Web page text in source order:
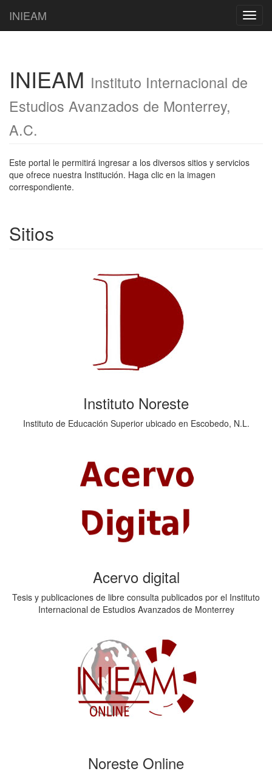
INIEAM
INIEAM Instituto Internacional de
Estudios Avanzados de Monterrey,
A.C.
Este portal le permitirá ingresar a los diversos sitios y servicios
que ofrece nuestra Institución. Haga clic en la imagen
correspondiente.
Sitios
Instituto Noreste
Instituto de Educación Superior ubicado en Escobedo, N.L.
Acervo digital
Tesis y publicaciones de libre consulta publicados por el Instituto
Internacional de Estudios Avanzados de Monterrey
Noreste Online